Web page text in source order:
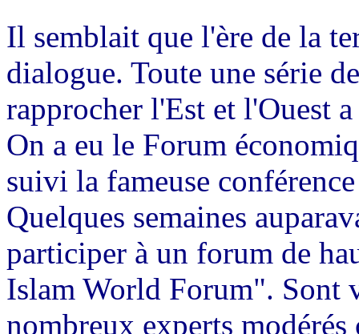
Il semblait que l'ère de la
dialogue. Toute une série
rapprocher l'Est et l'Ouest
On a eu le Forum
suivi la fameuse
Quelques semaines
participer à un forum de
Islam World Forum". Sont
nombreux experts